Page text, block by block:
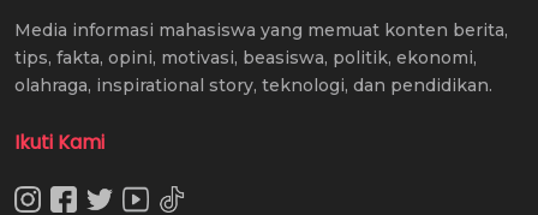
Media informasi mahasiswa yang memuat konten berita,
tips, fakta, opini, motivasi, beasiswa, politik, ekonomi,
olahraga, inspirational story, teknologi, dan pendidikan.
Ikuti Kami